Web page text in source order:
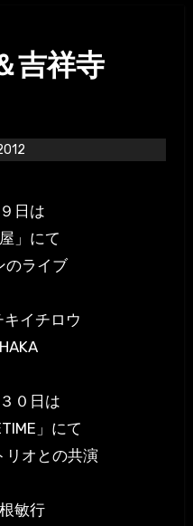
吉祥寺
日は
」にて
のライブ
イチロウ
０日は
」にて
リオとの共演
敏行